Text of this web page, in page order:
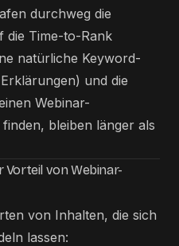
durchweg die
die Time-to-Rank
natürliche Keyword-
und die
Webinar-
bleiben länger als
Vorteil von Webinar-
von Inhalten, die sich
lassen: